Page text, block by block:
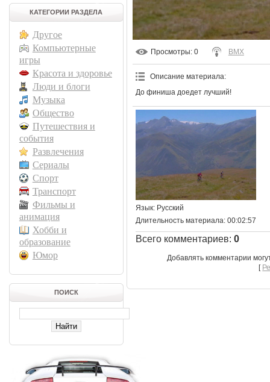
КАТЕГОРИИ РАЗДЕЛА
Другое
Компьютерные
игры
Красота и здоровье
Люди и блоги
Музыка
Общество
Путешествия и
события
Развлечения
Сериалы
Спорт
Транспорт
Фильмы и
анимация
Хобби и
образование
Юмор
ПОИСК
Просмотры: 0 BMX
Описание материала:
До финиша доедет лучший!
Язык: Русский
Длительность материала: 00:02:57
Всего комментариев: 0
Добавлять комментарии
[